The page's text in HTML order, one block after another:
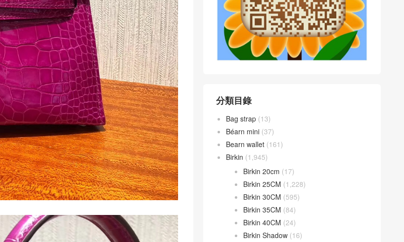
分類目錄
Bag strap (13)
Béarn mini (37)
Bearn wallet (161)
Birkin (1,945)
Birkin 20cm (17)
Birkin 25CM (1,228)
Birkin 30CM (595)
Birkin 35CM (84)
Birkin 40CM (24)
Birkin Shadow (16)